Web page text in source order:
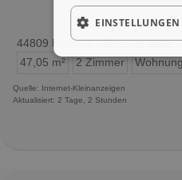
44809 Bochum / Bochum-Mitte
47,05 m²
2 Zimmer Wohnung
Quelle: Internet-Kleinanzeigen
Aktualisiert: 2 Tage, 2 Stunden